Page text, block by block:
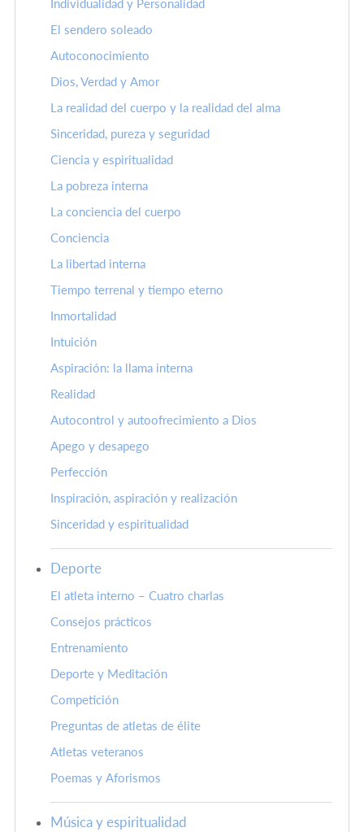
Individualidad y Personalidad
El sendero soleado
Autoconocimiento
Dios, Verdad y Amor
La realidad del cuerpo y la realidad del alma
Sinceridad, pureza y seguridad
Ciencia y espiritualidad
La pobreza interna
La conciencia del cuerpo
Conciencia
La libertad interna
Tiempo terrenal y tiempo eterno
Inmortalidad
Intuición
Aspiración: la llama interna
Realidad
Autocontrol y autoofrecimiento a Dios
Apego y desapego
Perfección
Inspiración, aspiración y realización
Sinceridad y espiritualidad
Deporte
El atleta interno – Cuatro charlas
Consejos prácticos
Entrenamiento
Deporte y Meditación
Competición
Preguntas de atletas de élite
Atletas veteranos
Poemas y Aforismos
Música y espiritualidad